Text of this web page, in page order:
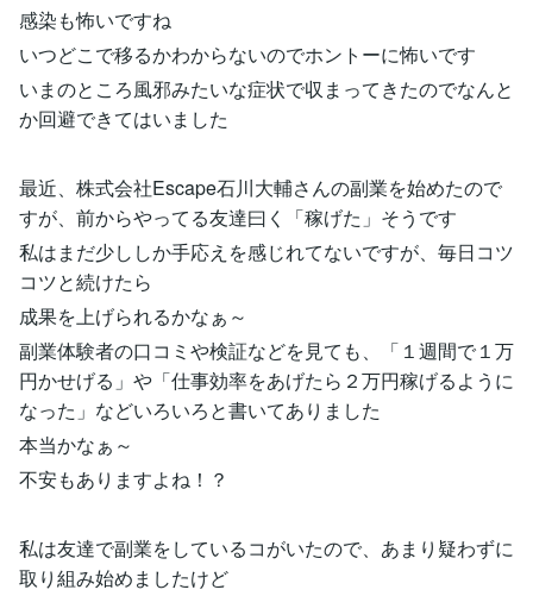
感染も怖いですね
いつどこで移るかわからないのでホントーに怖いです
いまのところ風邪みたいな症状で収まってきたのでなんと
か回避できてはいました
最近、株式会社Escape石川大輔さんの副業を始めたので
すが、前からやってる友達曰く「稼げた」そうです
私はまだ少ししか手応えを感じれてないですが、毎日コツ
コツと続けたら
成果を上げられるかなぁ～
副業体験者の口コミや検証などを見ても、「１週間で１万
円かせげる」や「仕事効率をあげたら２万円稼げるように
なった」などいろいろと書いてありました
本当かなぁ～
不安もありますよね！？
私は友達で副業をしているコがいたので、あまり疑わずに
取り組み始めましたけど